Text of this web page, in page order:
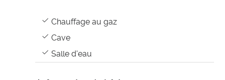
Chauffage au gaz
Cave
Salle d'eau